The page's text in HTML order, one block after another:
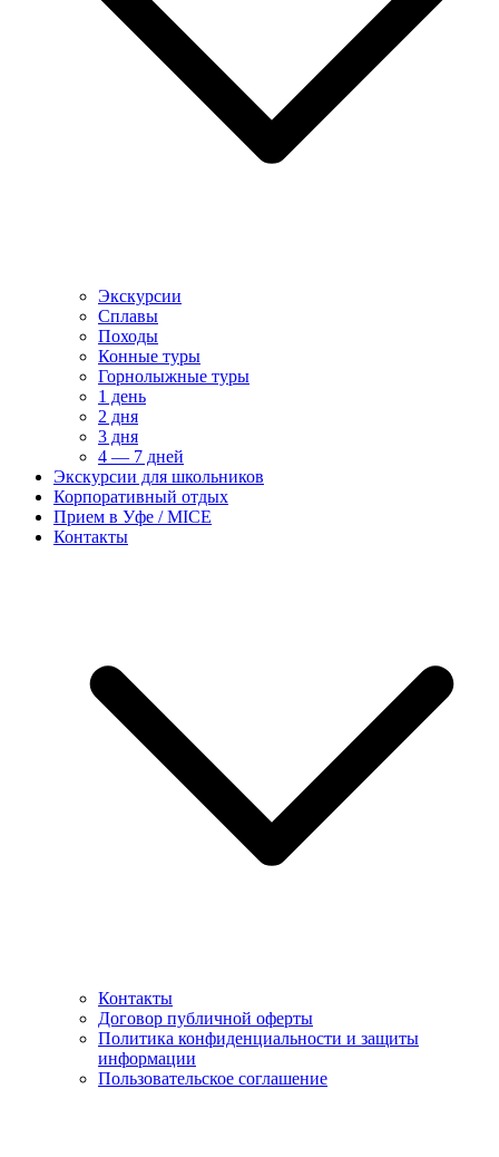
Экскурсии
Сплавы
Походы
Конные туры
Горнолыжные туры
1 день
2 дня
3 дня
4 — 7 дней
Экскурсии для школьников
Корпоративный отдых
Прием в Уфе / MICE
Контакты
Контакты
Договор публичной оферты
Политика конфиденциальности и защиты
информации
Пользовательское соглашение